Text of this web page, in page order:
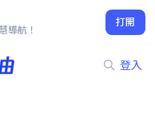
導航！
打開
登入